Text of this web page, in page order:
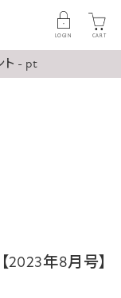
LOGIN CART
ト - pt
2023年8月号】